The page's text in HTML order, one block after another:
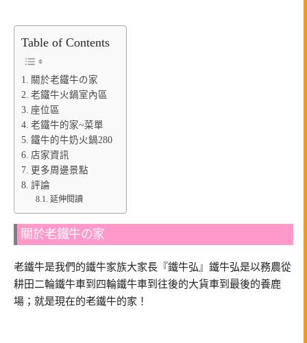
Table of Contents
關於老鐵牛の家
老鐵牛火鍋室內區
座位區
老鐵牛的家~菜單
鐵牛的牛奶火鍋280
店家資訊
更多周邊景點
評論
延伸閱讀
關於老鐵牛の家
老鐵牛是我們的鐵牛家族大家長『鐵牛弘』鐵牛弘是以務農從
耕田二輪鐵牛車到四輪鐵牛車到往後的大貨車到最後的養鹿
場；就是現在的老鐵牛的家！